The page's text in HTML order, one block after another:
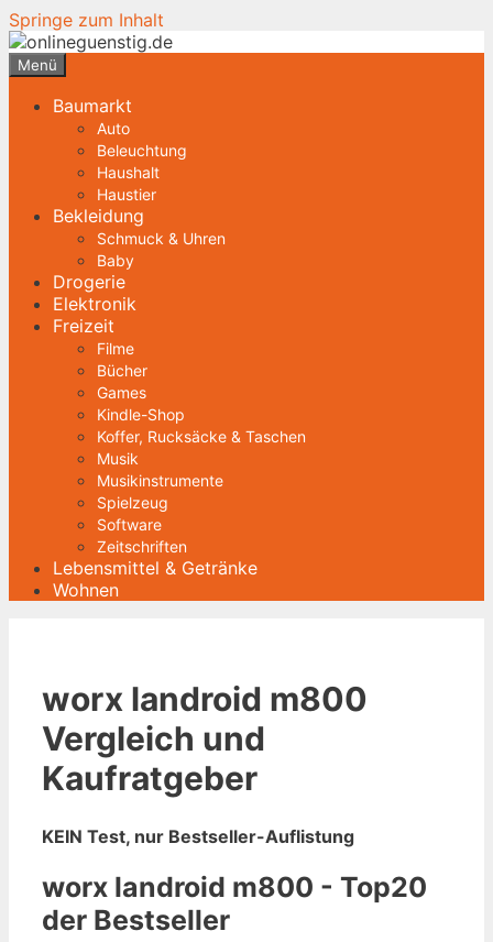
Springe zum Inhalt
Menü
Baumarkt
Auto
Beleuchtung
Haushalt
Haustier
Bekleidung
Schmuck & Uhren
Baby
Drogerie
Elektronik
Freizeit
Filme
Bücher
Games
Kindle-Shop
Koffer, Rucksäcke & Taschen
Musik
Musikinstrumente
Spielzeug
Software
Zeitschriften
Lebensmittel & Getränke
Wohnen
worx landroid m800
Vergleich und
Kaufratgeber
KEIN Test, nur Bestseller-Auflistung
worx landroid m800 - Top20
der Bestseller